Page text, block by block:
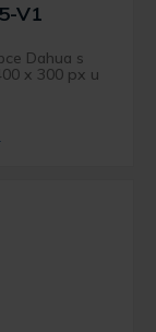
V1
Dahua s
x 300 px u